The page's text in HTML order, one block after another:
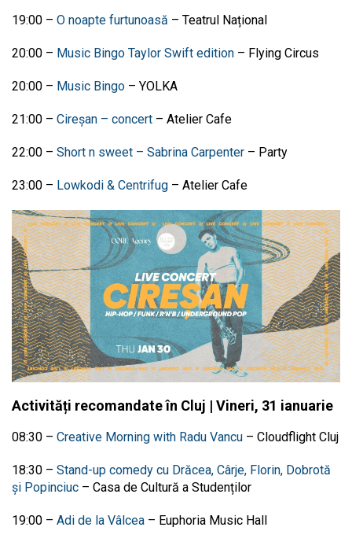
19:00 – O noapte furtunoasă – Teatrul Național
20:00 – Music Bingo Taylor Swift edition – Flying Circus
20:00 – Music Bingo – YOLKA
21:00 – Cireșan – concert – Atelier Cafe
22:00 – Short n sweet – Sabrina Carpenter – Party
23:00 – Lowkodi & Centrifug – Atelier Cafe
Activități recomandate în Cluj | Vineri, 31 ianuarie
08:30 – Creative Morning with Radu Vancu – Cloudflight Cluj
18:30 – Stand-up comedy cu Drăcea, Cârje, Florin, Dobrotă
și Popinciuc – Casa de Cultură a Studenților
19:00 – Adi de la Vâlcea – Euphoria Music Hall